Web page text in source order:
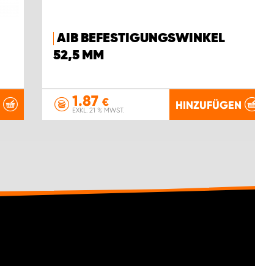
AIB BEFESTIGUNGSWINKEL
52,5 MM
1.87 €
EXKL. 21 % MWST. HINZUFÜGEN